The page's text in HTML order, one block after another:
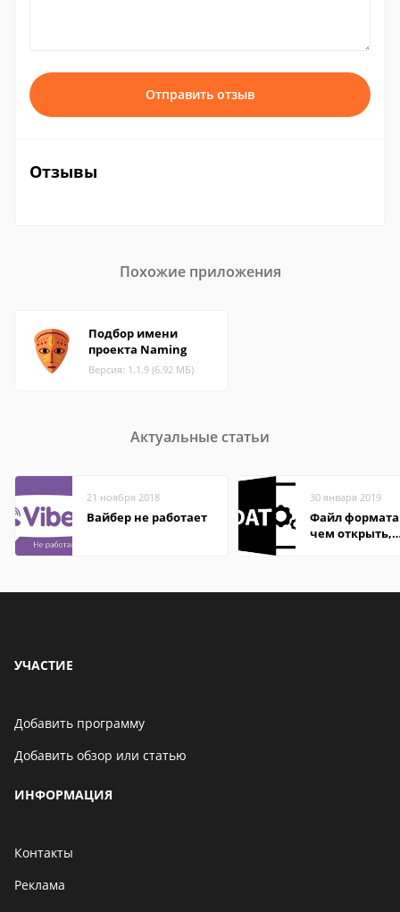
Отправить отзыв
Отзывы
Похожие приложения
Подбор имени
проекта Naming
Версия: 1.1.9 (6.92 МБ)
Актуальные статьи
21 ноября 2018
Вайбер не работает
30 января 2019
Файл формата
чем открыть,
УЧАСТИЕ
Добавить программу
Добавить обзор или статью
ИНФОРМАЦИЯ
Контакты
Реклама